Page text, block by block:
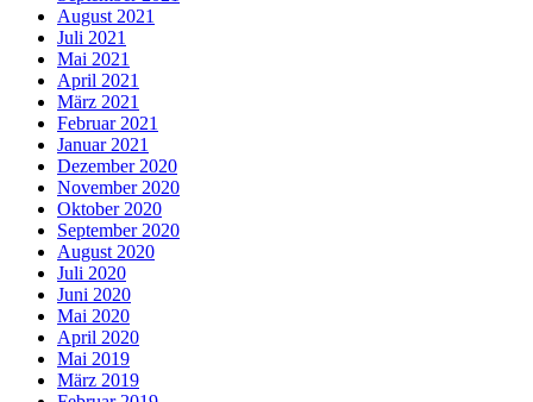
August 2021
Juli 2021
Mai 2021
April 2021
März 2021
Februar 2021
Januar 2021
Dezember 2020
November 2020
Oktober 2020
September 2020
August 2020
Juli 2020
Juni 2020
Mai 2020
April 2020
Mai 2019
März 2019